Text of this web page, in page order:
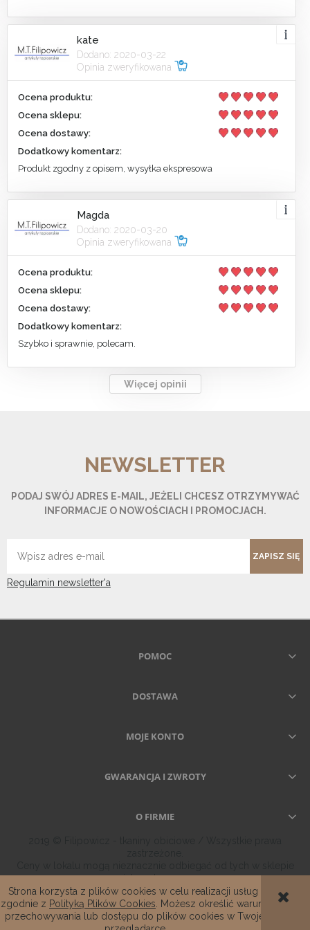
Strona korzysta z plików cookies w celu realizacji usług i
zgodnie z Polityką Plików Cookies . Możesz określić warunki
przechowywania lub dostępu do plików cookies w Twojej
kate
Dodano: 2020-03-22
Opinia zweryfikowana
Ocena produktu:
Ocena sklepu:
Ocena dostawy:
Dodatkowy komentarz:
Produkt zgodny z opisem, wysyłka ekspresowa
Magda
Dodano: 2020-03-20
Opinia zweryfikowana
Ocena produktu:
Ocena sklepu:
Ocena dostawy:
Dodatkowy komentarz:
Szybko i sprawnie, polecam.
Więcej opinii
NEWSLETTER
PODAJ SWÓJ ADRES E-MAIL, JEŻELI CHCESZ OTRZYMYWAĆ
INFORMACJE O NOWOŚCIACH I PROMOCJACH.
ZAPISZ SIĘ
Regulamin newsletter'a
POMOC
DOSTAWA
MOJE KONTO
GWARANCJA I ZWROTY
O FIRMIE
internetowym.
POKAŻ PEŁNĄ WERSJĘ STRONY